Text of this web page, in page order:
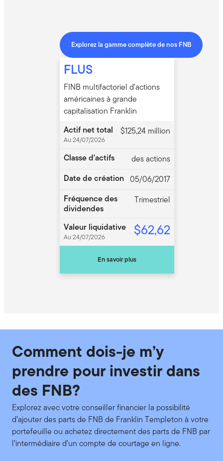
Explorez la gamme complète de nos FNB
FLUS
FINB multifactoriel d’actions
américaines à grande
capitalisation Franklin
Actif net total
Au 24/07/2026
$125,24 million
Classe d'actifs
des actions
Date de création 05/06/2017
Fréquence des
dividendes
Trimestriel
Valeur liquidative
Au 24/07/2026 $62,62
En savoir plus
Comment dois-je m’y
prendre pour investir dans
des FNB?
Explorez avec votre conseiller financier la possibilité
d’ajouter des parts de FNB de Franklin Templeton à votre
portefeuille ou achetez directement des parts de FNB par
l’intermédiaire d’un compte de courtage en ligne.